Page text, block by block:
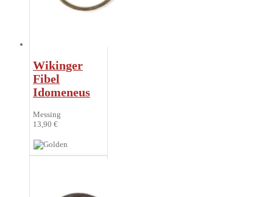
Wikinger
Fibel
Idomeneus
Messing
13,90 €